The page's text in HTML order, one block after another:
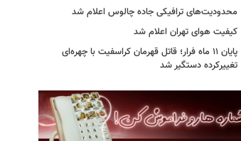
محدودیت‌های ترافیکی جاده چالوس اعلام شد
کیفیت هوای تهران اعلام شد
پایان ۱۱ ماه فرار؛ قاتل قهرمان کراسفیت با چهره‌ای
تغییرکرده دستگیر شد